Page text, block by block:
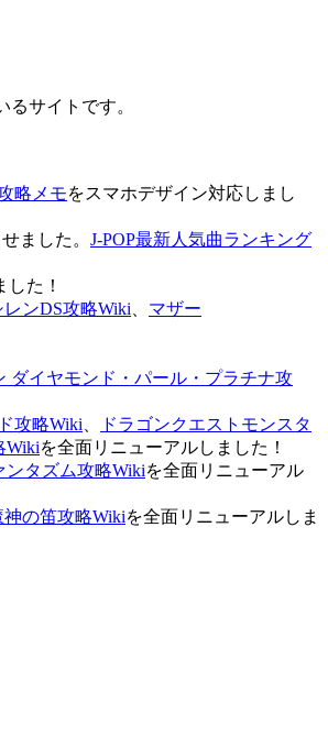
サイトです。
略メモをスマホデザイン対応しまし
ました。 J-POP最新人気曲ランキング
した！
レンDS攻略Wiki
マザー
ダイヤモンド・パール・プラチナ攻
攻略Wiki
ドラゴンクエストモンスタ
Wikiを全面リニューアルしました！
ンタズム攻略Wikiを全面リニューアル
の笛攻略Wikiを全面リニューアルしま